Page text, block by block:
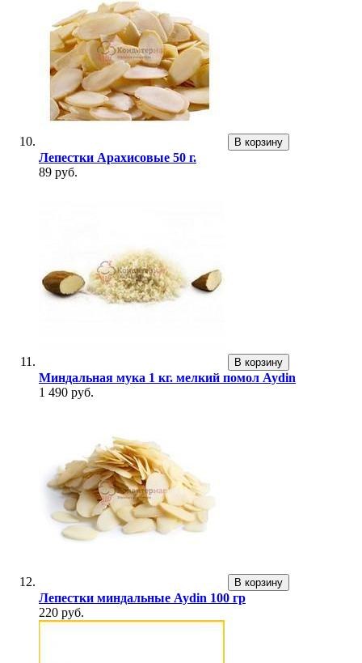
В корзину
Лепестки Арахисовые 50 г.
89 руб.
В корзину
Миндальная мука 1 кг. мелкий помол Aydin
1 490 руб.
В корзину
Лепестки миндальные Aydin 100 гр
220 руб.